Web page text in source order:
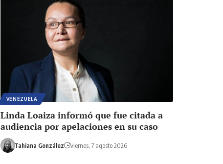
VENEZUELA
Linda Loaiza informó que fue citada a
audiencia por apelaciones en su caso
Tahiana González viernes, 7 agosto 2026